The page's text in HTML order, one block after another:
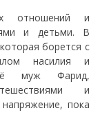
отношений и
и детьми. В
борется с
насилия и
муж Фарид,
и
пока